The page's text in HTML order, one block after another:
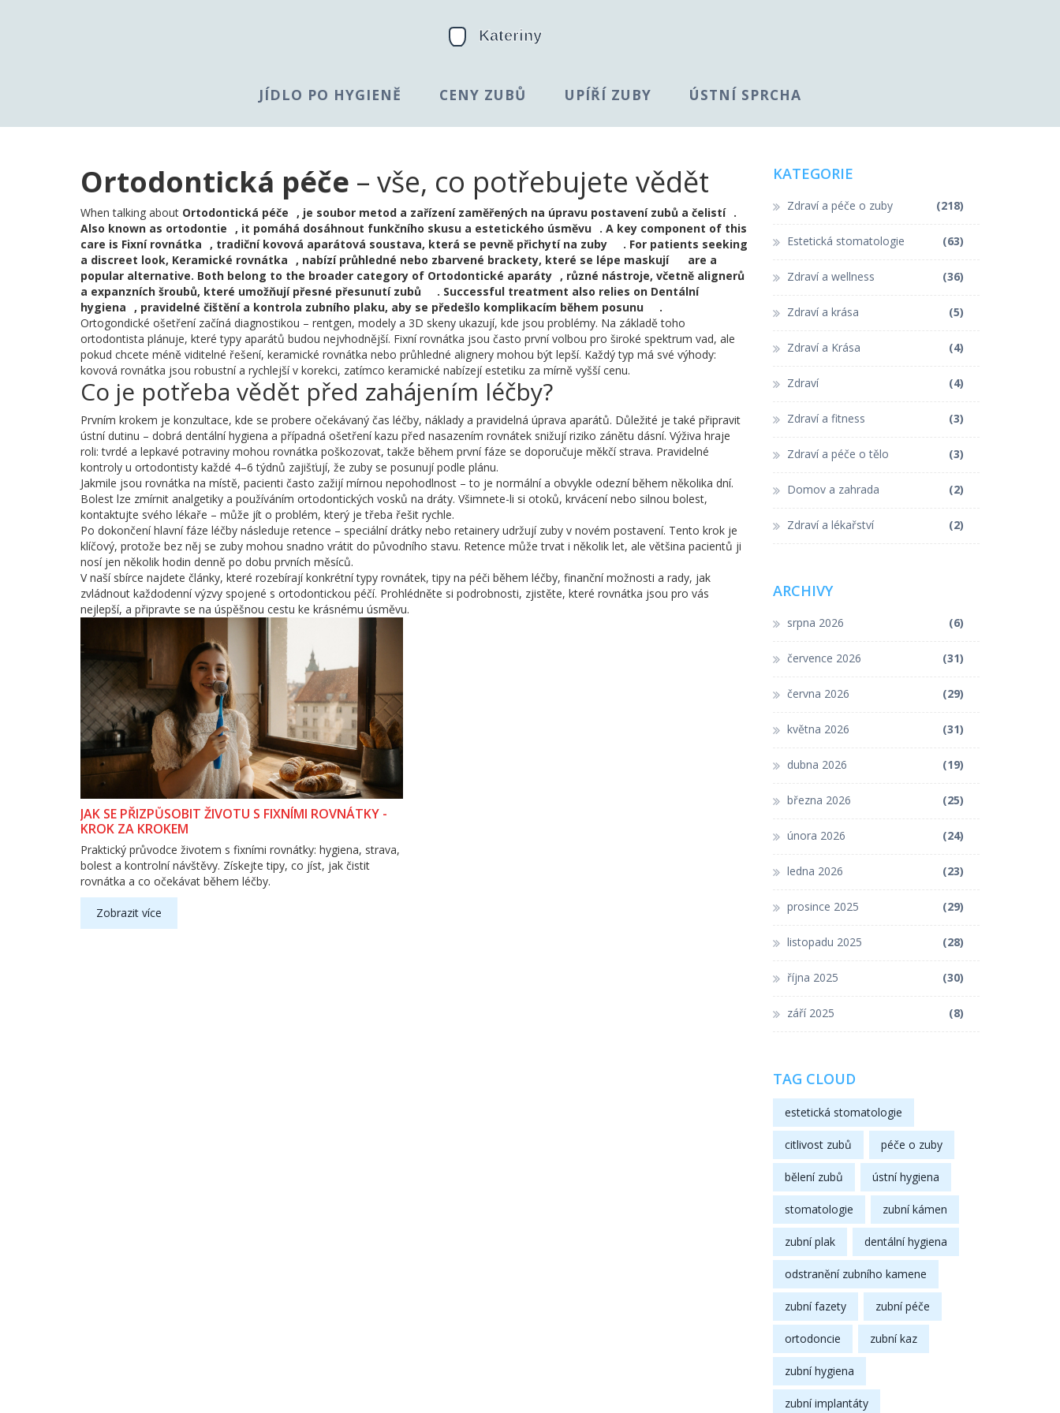
JÍDLO PO HYGIENĚ CENY ZUBŮ UPÍŘÍ ZUBY ÚSTNÍ SPRCHA
Ortodontická péče – vše, co potřebujete vědět
When talking about Ortodontická péče , je soubor metod a zařízení zaměřených na úpravu postavení zubů a čelistí .
Also known as ortodontie , it pomáhá dosáhnout funkčního skusu a estetického úsměvu . A key component of this
care is Fixní rovnátka , tradiční kovová aparátová soustava, která se pevně přichytí na zuby
. For patients seeking
a discreet look, Keramické rovnátka , nabízí průhledné nebo zbarvené brackety, které se lépe maskují
are a
popular alternative. Both belong to the broader category of Ortodontické aparáty , různé nástroje, včetně alignerů
a expanzních šroubů, které umožňují přesné přesunutí zubů
. Successful treatment also relies on Dentální
hygiena
, pravidelné čištění a kontrola zubního plaku, aby se předešlo komplikacím během posunu
.
Ortogondické ošetření začíná diagnostikou – rentgen, modely a 3D skeny ukazují, kde jsou problémy. Na základě toho
ortodontista plánuje, které typy aparátů budou nejvhodnější. Fixní rovnátka jsou často první volbou pro široké spektrum vad, ale
pokud chcete méně viditelné řešení, keramické rovnátka nebo průhledné alignery mohou být lepší. Každý typ má své výhody:
kovová rovnátka jsou robustní a rychlejší v korekci, zatímco keramické nabízejí estetiku za mírně vyšší cenu.
Co je potřeba vědět před zahájením léčby?
Prvním krokem je konzultace, kde se probere očekávaný čas léčby, náklady a pravidelná úprava aparátů. Důležité je také připravit
ústní dutinu – dobrá dentální hygiena a případná ošetření kazu před nasazením rovnátek snižují riziko zánětu dásní. Výživa hraje
roli: tvrdé a lepkavé potraviny mohou rovnátka poškozovat, takže během první fáze se doporučuje měkčí strava. Pravidelné
kontroly u ortodontisty každé 4–6 týdnů zajišťují, že zuby se posunují podle plánu.
Jakmile jsou rovnátka na místě, pacienti často zažijí mírnou nepohodlnost – to je normální a obvykle odezní během několika dní.
Bolest lze zmírnit analgetiky a používáním ortodontických vosků na dráty. Všimnete-li si otoků, krvácení nebo silnou bolest,
kontaktujte svého lékaře – může jít o problém, který je třeba řešit rychle.
Po dokončení hlavní fáze léčby následuje retence – speciální drátky nebo retainery udržují zuby v novém postavení. Tento krok je
klíčový, protože bez něj se zuby mohou snadno vrátit do původního stavu. Retence může trvat i několik let, ale většina pacientů ji
nosí jen několik hodin denně po dobu prvních měsíců.
V naší sbírce najdete články, které rozebírají konkrétní typy rovnátek, tipy na péči během léčby, finanční možnosti a rady, jak
zvládnout každodenní výzvy spojené s ortodontickou péčí. Prohlédněte si podrobnosti, zjistěte, které rovnátka jsou pro vás
nejlepší, a připravte se na úspěšnou cestu ke krásnému úsměvu.
JAK SE PŘIZPŮSOBIT ŽIVOTU S FIXNÍMI ROVNÁTKY -
KROK ZA KROKEM
Praktický průvodce životem s fixními rovnátky: hygiena, strava,
bolest a kontrolní návštěvy. Získejte tipy, co jíst, jak čistit
rovnátka a co očekávat během léčby.
Zobrazit více
KATEGORIE
Zdraví a péče o zuby (218)
Estetická stomatologie (63)
Zdraví a wellness (36)
Zdraví a krása (5)
Zdraví a Krása (4)
Zdraví (4)
Zdraví a fitness (3)
Zdraví a péče o tělo (3)
Domov a zahrada (2)
Zdraví a lékařství (2)
ARCHIVY
srpna 2026 (6)
července 2026 (31)
června 2026 (29)
května 2026 (31)
dubna 2026 (19)
března 2026 (25)
února 2026 (24)
ledna 2026 (23)
prosince 2025 (29)
listopadu 2025 (28)
října 2025 (30)
září 2025 (8)
TAG CLOUD
estetická stomatologie
citlivost zubů péče o zuby
bělení zubů ústní hygiena
stomatologie zubní kámen
zubní plak dentální hygiena
odstranění zubního kamene
zubní fazety zubní péče
ortodoncie zubní kaz
zubní hygiena
zubní implantáty